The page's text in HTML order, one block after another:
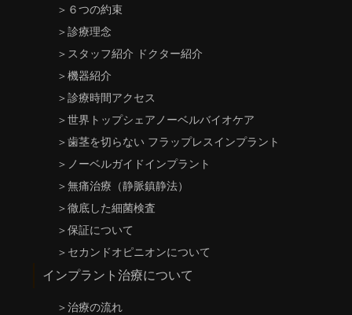
＞ ６つの約束
＞診療理念
＞ スタッフ紹介 ドクター紹介
＞機器紹介
＞診療時間アクセス
＞世界トップシェアノーベルバイオケア
＞歯茎を切らない フラップレスインプラント
＞ ノーベルガイドインプラント
＞無痛治療（静脈鎮静法）
＞徹底した細菌検査
＞保証について
＞ セカンドオピニオンについて
インプラント治療について
＞治療の流れ